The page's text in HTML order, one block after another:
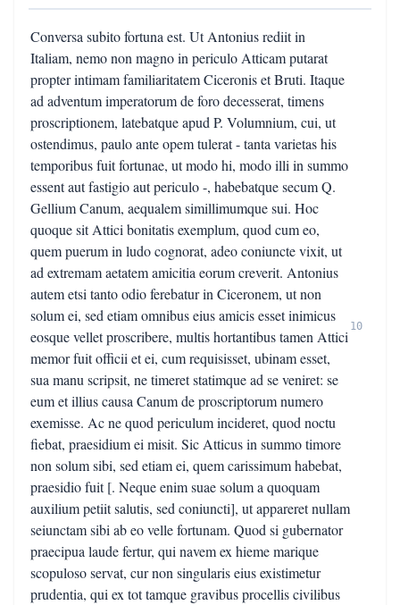
Conversa subito fortuna est. Ut Antonius rediit in
Italiam, nemo non magno in periculo Atticam putarat
propter intimam familiaritatem Ciceronis et Bruti. Itaque
ad adventum imperatorum de foro decesserat, timens
proscriptionem, latebatque apud P. Volumnium, cui, ut
ostendimus, paulo ante opem tulerat - tanta varietas his
temporibus fuit fortunae, ut modo hi, modo illi in summo
essent aut fastigio aut periculo -, habebatque secum Q.
Gellium Canum, aequalem simillimumque sui. Hoc
quoque sit Attici bonitatis exemplum, quod cum eo,
quem puerum in ludo cognorat, adeo coniuncte vixit, ut
ad extremam aetatem amicitia eorum creverit. Antonius
autem etsi tanto odio ferebatur in Ciceronem, ut non
solum ei, sed etiam omnibus eius amicis esset inimicus
eosque vellet proscribere, multis hortantibus tamen Attici
memor fuit officii et ei, cum requisisset, ubinam esset,
sua manu scripsit, ne timeret statimque ad se veniret: se
eum et illius causa Canum de proscriptorum numero
exemisse. Ac ne quod periculum incideret, quod noctu
fiebat, praesidium ei misit. Sic Atticus in summo timore
non solum sibi, sed etiam ei, quem carissimum habebat,
praesidio fuit [. Neque enim suae solum a quoquam
auxilium petiit salutis, sed coniuncti], ut appareret nullam
seiunctam sibi ab eo velle fortunam. Quod si gubernator
praecipua laude fertur, qui navem ex hieme marique
scopuloso servat, cur non singularis eius existimetur
prudentia, qui ex tot tamque gravibus procellis civilibus
10